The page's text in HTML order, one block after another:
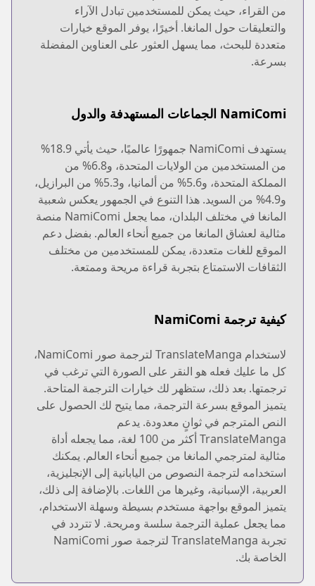
من القراء، حيث يمكن للمستخدمين تبادل الآراء
والتعليقات حول المانغا. أخيرًا، يوفر الموقع خيارات
متعددة للبحث، مما يسهل العثور على العناوين المفضلة
بسرعة.
NamiComi الجماعات المستهدفة والدول
يستهدف NamiComi جمهورًا عالميًا، حيث يأتي 18.9%
من المستخدمين من الولايات المتحدة، و6.8% من
المملكة المتحدة، و5.6% من ألمانيا، و5.3% من البرازيل،
و4.9% من السويد. هذا التنوع في الجمهور يعكس شعبية
المانغا في مختلف البلدان، مما يجعل NamiComi منصة
مثالية لعشاق المانغا من جميع أنحاء العالم. بفضل دعم
الموقع للغات متعددة، يمكن للمستخدمين من مختلف
الثقافات الاستمتاع بتجربة قراءة مريحة وممتعة.
كيفية ترجمة NamiComi
لاستخدام TranslateManga لترجمة صور NamiComi،
كل ما عليك فعله هو النقر على الصورة التي ترغب في
ترجمتها. بعد ذلك، ستظهر لك خيارات الترجمة المتاحة.
يتميز الموقع بسرعة الترجمة، مما يتيح لك الحصول على
النص المترجم في ثوانٍ معدودة. يدعم
TranslateManga أكثر من 100 لغة، مما يجعله أداة
مثالية لمترجمي المانغا من جميع أنحاء العالم. يمكنك
استخدامه لترجمة النصوص من اليابانية إلى الإنجليزية،
العربية، الإسبانية، وغيرها من اللغات. بالإضافة إلى ذلك،
يتميز الموقع بواجهة مستخدم بسيطة وسهلة الاستخدام،
مما يجعل عملية الترجمة سلسة ومريحة. لا تتردد في
تجربة TranslateManga لترجمة صور NamiComi
الخاصة بك.